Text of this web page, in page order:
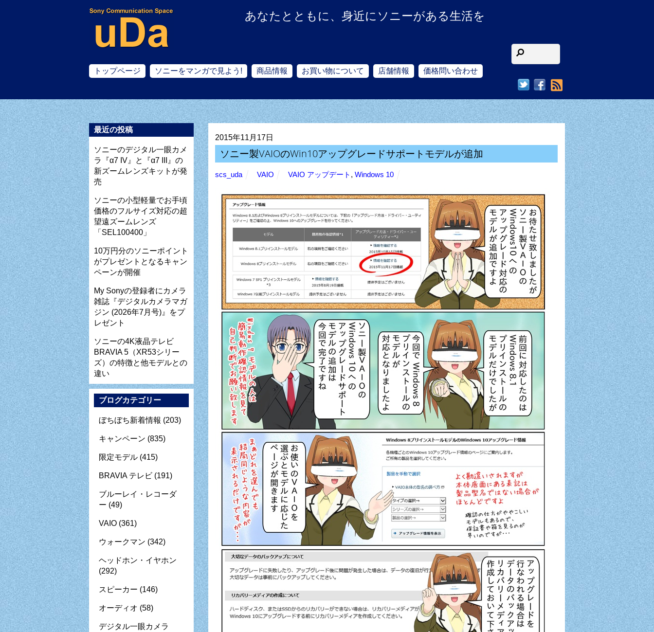
あなたとともに、身近にソニーがある生活を
トップページ ソニーをマンガで見よう! 商品情報 お買い物について 店舗情報
価格問い合わせ
2015年11月17日
ソニー製VAIOのWin10アップグレードサポートモデルが追加
scs_uda VAIO VAIO アップデート ,Windows 10
最近の投稿
ソニーのデジタル一眼カメ
ラ『α7 IV』と『α7 III』の
新ズームレンズキットが発
売
ソニーの小型軽量でお手頃
価格のフルサイズ対応の超
望遠ズームレンズ
「SEL100400」
10万円分のソニーポイント
がプレゼントとなるキャン
ペーンが開催
My Sonyの登録者にカメラ
雑誌『デジタルカメラマガ
ジン (2026年7月号)』をプ
レゼント
ソニーの4K液晶テレビ
BRAVIA 5（XR53シリー
ズ）の特徴と他モデルとの
違い
ブログカテゴリー
ぼちぼち新着情報 (203)
キャンペーン (835)
限定モデル (415)
BRAVIA テレビ (191)
ブルーレイ・レコーダ
ー (49)
VAIO (361)
ウォークマン (342)
ヘッドホン・イヤホン
(292)
スピーカー (146)
オーディオ (58)
デジタル一眼カメラ